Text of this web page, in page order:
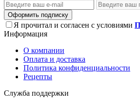
Оформить подписку
Я прочитал и согласен с условиями
Информация
О компании
Оплата и доставка
Политика конфиденциальности
Рецепты
Служба поддержки